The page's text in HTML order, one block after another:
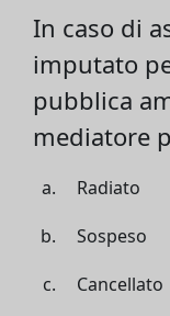
In caso di
imputato
pubblica
mediatore
Radiato
Sospeso
Cancellato